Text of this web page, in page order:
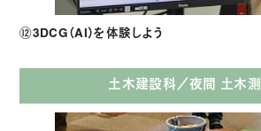
⑫3DCG（AI）を体験しよう
土木建設科／夜間 土木